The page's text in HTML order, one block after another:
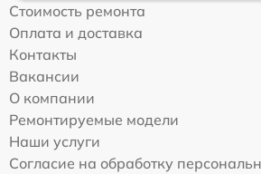
Стоимость ремонта
Оплата и доставка
Контакты
Вакансии
О компании
Ремонтируемые модели
Наши услуги
Согласие на обработку